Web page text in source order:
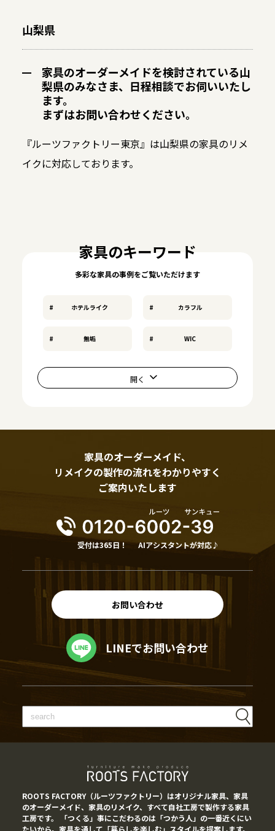
山梨県
家具のオーダーメイドを検討されている山
梨県のみなさま、日程相談でお伺いいたし
ます。
まずはお問い合わせください。
『ルーツファクトリー東京』は山梨県の家具のリメ
イクに対応しております。
家具のキーワード
多彩な家具の事例をご覧いただけます
ホテルライク カラフル
無垢 WIC
家具のオーダーメイド、
リメイクの製作の流れをわかりやすく
ご案内いたします
受付は365日！ AIアシスタントが対応♪
お問い合わせ
LINEでお問い合わせ
ROOTS FACTORY（ルーツファクトリー）はオリジナル家具、家具
のオーダーメイド、家具のリメイク、すべて自社工房で製作する家具
工房です。 「つくる」事にこだわるのは「つかう人」の一番近くにい
たいから。家具を通して「暮らしを楽しむ」スタイルを提案します。